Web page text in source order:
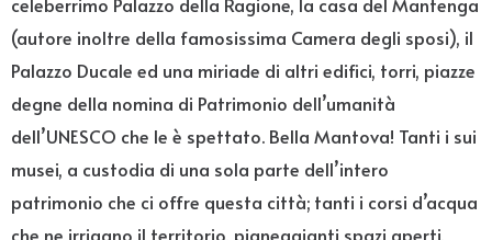
(autore inoltre della famosissima Camera degli sposi), il
Palazzo Ducale ed una miriade di altri edifici, torri, piazze
degne della nomina di Patrimonio dell’umanità
dell’UNESCO che le è spettato. Bella Mantova! Tanti i sui
musei, a custodia di una sola parte dell’intero
patrimonio che ci offre questa città; tanti i corsi d’acqua
che ne irrigano il territorio, pianeggianti spazi aperti,